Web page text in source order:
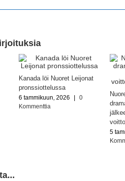
Kanada löi Nuoret Leijonat
pronssiottelussa
6 tammikuun, 2026
0
Kommenttia
5